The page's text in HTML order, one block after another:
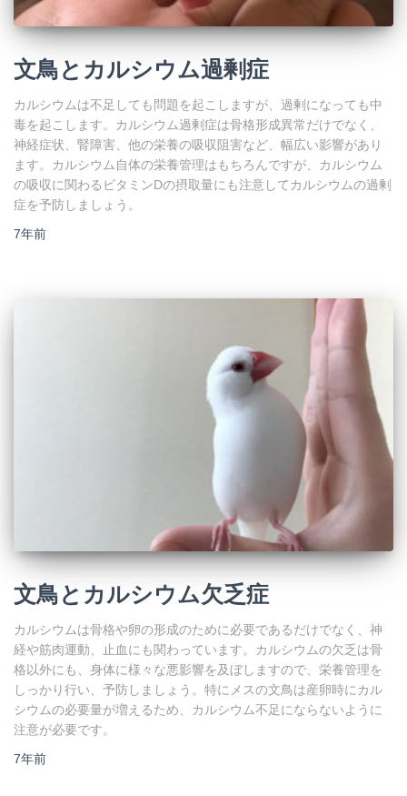
文鳥とカルシウム過剰症
カルシウムは不足しても問題を起こしますが、過剰になっても中
毒を起こします。カルシウム過剰症は骨格形成異常だけでなく、
神経症状、腎障害、他の栄養の吸収阻害など、幅広い影響があり
ます。カルシウム自体の栄養管理はもちろんですが、カルシウム
の吸収に関わるビタミンDの摂取量にも注意してカルシウムの過剰
症を予防しましょう。
7年前
文鳥とカルシウム欠乏症
カルシウムは骨格や卵の形成のために必要であるだけでなく、神
経や筋肉運動、止血にも関わっています。カルシウムの欠乏は骨
格以外にも、身体に様々な悪影響を及ぼしますので、栄養管理を
しっかり行い、予防しましょう。特にメスの文鳥は産卵時にカル
シウムの必要量が増えるため、カルシウム不足にならないように
注意が必要です。
7年前